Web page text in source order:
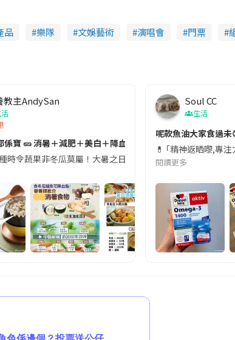
品 樂隊 文娛藝術 演唱會 門票
標示」🚨
留意隨身行李中的行動電源。一名旅客日前在機場安檢
教主AndySan
寶 🥒 消暑＋減肥＋美白＋降血脂
時令蔬果非冬瓜莫屬！大暑之日，點都要飲碗冬瓜湯消暑
Soul CC
生活
呢款魚油大家食過未
💊 ｢精神返晒嚟,專
閱讀更多